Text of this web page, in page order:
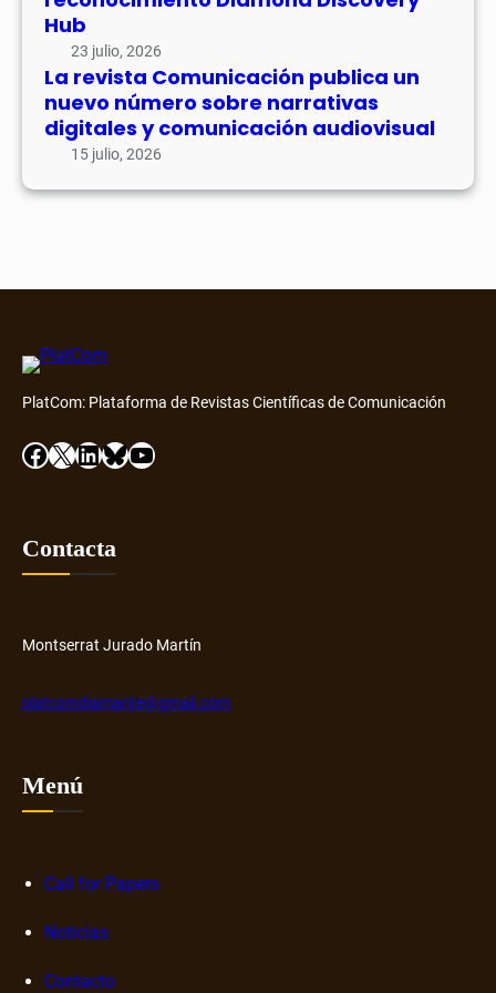
Hub
23 julio, 2026
La revista Comunicación publica un
nuevo número sobre narrativas
digitales y comunicación audiovisual
15 julio, 2026
PlatCom: Plataforma de Revistas Científicas de Comunicación
Facebook X LinkedIn Bluesky YouTube
Contacta
Montserrat Jurado Martín
platcomdiamante@gmail.com
Menú
Call for Papers
Noticias
Contacto